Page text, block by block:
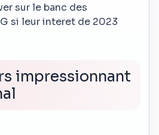
sur le banc des
si leur interet de 2023
impressionnant